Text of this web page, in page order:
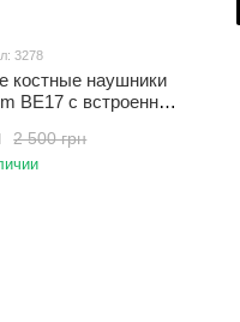
3278
костные наушники
BE17 с встроенной
бассейна Черный
2 500 грн